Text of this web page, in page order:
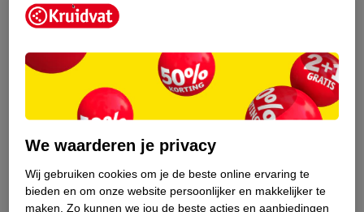
Kruidvat Color Booster
Silver Kleurshampoo
2.49
Garnier Olia Gloss
Smokey Brown Getint
We waarderen je privacy
Wij gebruiken cookies om je de beste online ervaring te
bieden en om onze website persoonlijker en makkelijker te
maken. Zo kunnen we jou de beste acties en aanbiedingen